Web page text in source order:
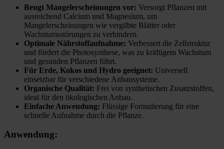
Beugt Mangelerscheinungen vor: Versorgt Pflanzen mit
ausreichend Calcium und Magnesium, um
Mangelerscheinungen wie vergilbte Blätter oder
Wachstumsstörungen zu verhindern.
Optimale Nährstoffaufnahme: Verbessert die Zellstruktur
und fördert die Photosynthese, was zu kräftigem Wachstum
und gesunden Pflanzen führt.
Für Erde, Kokos und Hydro geeignet: Universell
einsetzbar für verschiedene Anbausysteme.
Organische Qualität: Frei von synthetischen Zusatzstoffen,
ideal für den ökologischen Anbau.
Einfache Anwendung: Flüssige Formulierung für eine
schnelle Aufnahme durch die Pflanze.
Anwendung: